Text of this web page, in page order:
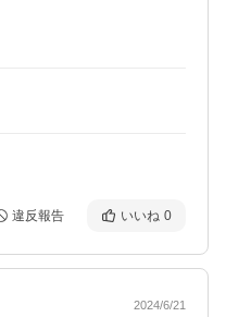
違反報告 いいね 0
2024/6/21